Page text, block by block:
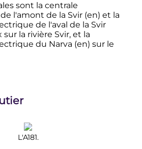
sont la centrale
l'amont de la Svir (en) et la
de l'aval de la Svir
la rivière Svir, et la
du Narva (en) sur le
L'A181.